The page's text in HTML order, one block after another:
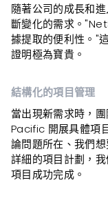
隨著公司的成長和
斷變化的需求。
據提取的便利性。"
證明極為寶貴。
結構化的項目管理
當出現新需求時，
Pacific 開展具體項
論問題所在、我們
詳細的項目計劃，
項目成功完成。